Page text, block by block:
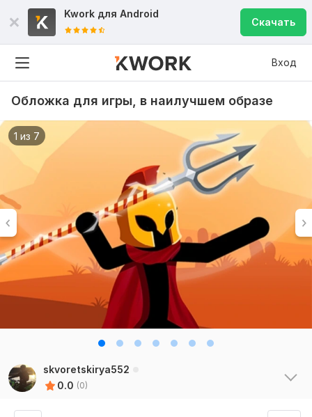
Kwork для Android
Скачать
Вход
Обложка для игры, в наилучшем образе
1 из 7
skvoretskirya552
0.0 (0)